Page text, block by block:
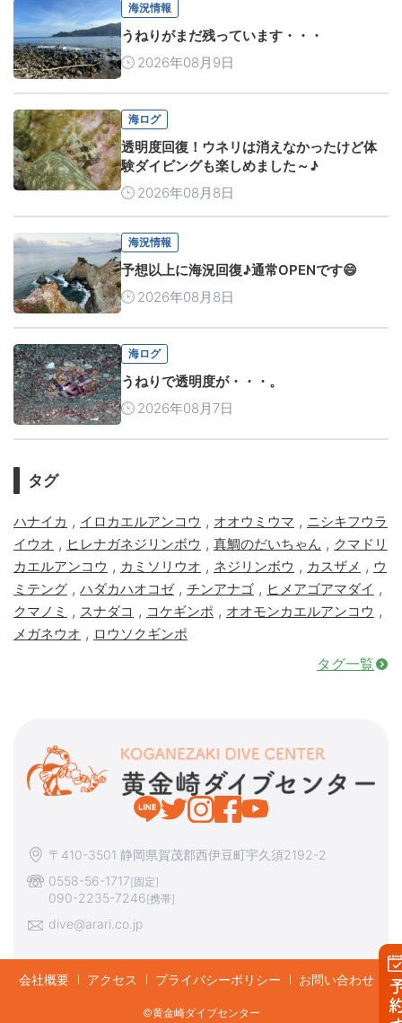
海況情報
うねりがまだ残っています・・・
2026年08月9日
海ログ
透明度回復！ウネリは消えなかったけど体
験ダイビングも楽しめました～♪
2026年08月8日
海況情報
予想以上に海況回復♪通常OPENです😄
2026年08月8日
海ログ
うねりで透明度が・・・。
2026年08月7日
タグ
ハナイカ , イロカエルアンコウ , オオウミウマ , ニシキフウラ
イウオ , ヒレナガネジリンボウ , 真鯛のだいちゃん , クマドリ
カエルアンコウ , カミソリウオ , ネジリンボウ , カスザメ , ウ
ミテング , ハダカハオコゼ, チンアナゴ , ヒメアゴアマダイ ,
クマノミ , スナダコ , コケギンポ , オオモンカエルアンコウ ,
メガネウオ , ロウソクギンポ
タグ一覧
〒410-3501 静岡県賀茂郡西伊豆町宇久須2192-2
0558-56-1717[固定]
090-2235-7246[携帯]
dive@arari.co.jp
会社概要 アクセス プライバシーポリシー お問い合わせ
©︎黄金崎ダイブセンター